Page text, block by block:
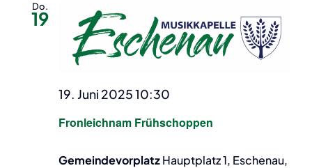
Do.
19
Fronleichnam Frühschoppen
19. Juni 2025 10:30
GemeindevorplatzHauptplatz 1, Eschenau,